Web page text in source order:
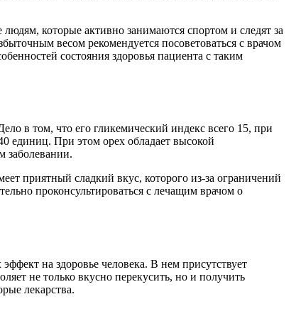
которые активно занимаются спортом и следят за
весом рекомендуется посоветоваться с врачом
состояния здоровья пациента с таким
в том, что его гликемический индекс всего 15, при
единиц. При этом орех обладает высокой
заболевании.
приятный сладкий вкус, которого из-за ограничений
проконсультироваться с лечащим врачом о
на здоровье человека. В нем присутствует
не только вкусно перекусить, но и получить
лекарства.